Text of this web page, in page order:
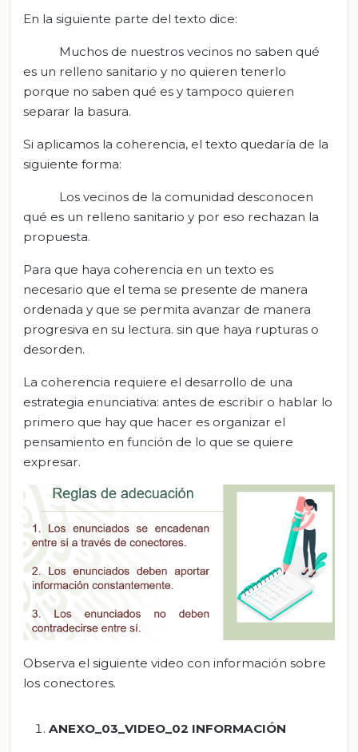
En la siguiente parte del texto dice:
Muchos de nuestros vecinos no saben qué
es un relleno sanitario y no quieren tenerlo
porque no saben qué es y tampoco quieren
separar la basura.
Si aplicamos la coherencia, el texto quedaría de la
siguiente forma:
Los vecinos de la comunidad desconocen
qué es un relleno sanitario y por eso rechazan la
propuesta.
Para que haya coherencia en un texto es
necesario que el tema se presente de manera
ordenada y que se permita avanzar de manera
progresiva en su lectura. sin que haya rupturas o
desorden.
La coherencia requiere el desarrollo de una
estrategia enunciativa: antes de escribir o hablar lo
primero que hay que hacer es organizar el
pensamiento en función de lo que se quiere
expresar.
Observa el siguiente video con información sobre
los conectores.
ANEXO_03_VIDEO_02 INFORMACIÓN